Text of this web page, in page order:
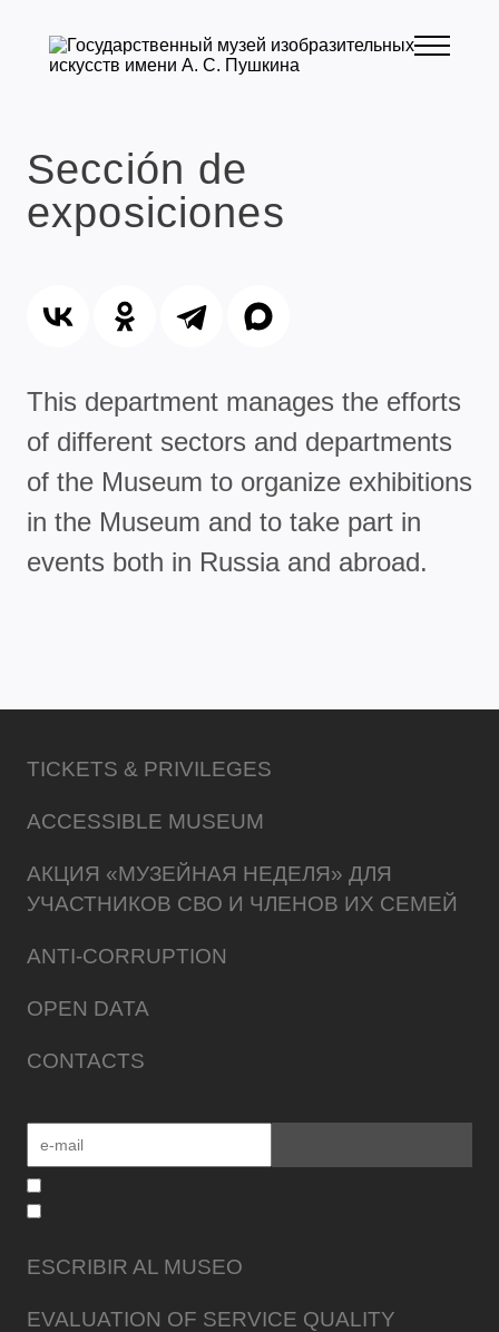
Sección de
exposiciones
This department manages the efforts
of different sectors and departments
of the Museum to organize exhibitions
in the Museum and to take part in
events both in Russia and abroad.
TICKETS & PRIVILEGES
ACCESSIBLE MUSEUM
АКЦИЯ «МУЗЕЙНАЯ НЕДЕЛЯ» ДЛЯ
УЧАСТНИКОВ СВО И ЧЛЕНОВ ИХ СЕМЕЙ
ANTI-CORRUPTION
OPEN DATA
CONTACTS
ESCRIBIR AL MUSEO
EVALUATION OF SERVICE QUALITY